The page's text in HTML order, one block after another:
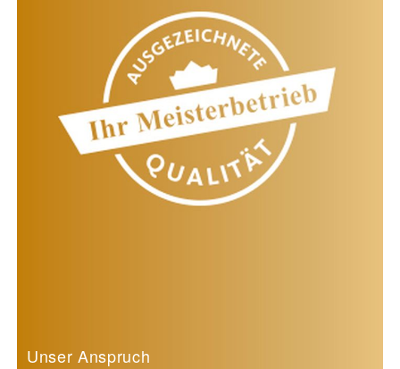
Unser Anspruch